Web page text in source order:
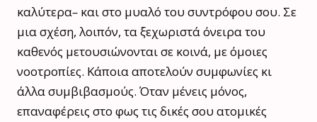
καλύτερα– και στο μυαλό του συντρόφου σου. Σε
μια σχέση, λοιπόν, τα ξεχωριστά όνειρα του
καθενός μετουσιώνονται σε κοινά, με όμοιες
νοοτροπίες. Κάποια αποτελούν συμφωνίες κι
άλλα συμβιβασμούς. Όταν μένεις μόνος,
επαναφέρεις στο φως τις δικές σου ατομικές